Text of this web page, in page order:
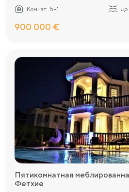
Комнат: 5+1 До
900 000 €
Пятикомнатная
Фетхие